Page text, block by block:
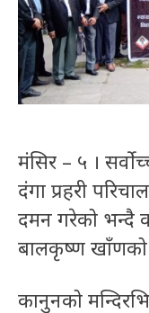
मंसिर – ५ ।
दंगा प्रहरी
दमन गरेको भन्दै
बालकृष्ण खाँणको
कानुनको